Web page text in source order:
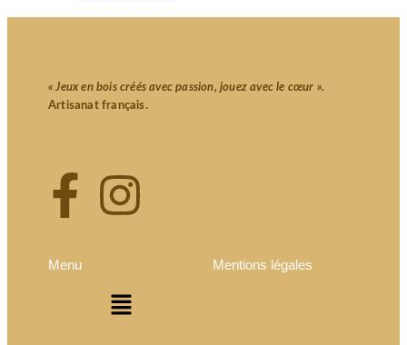
« Jeux en bois créés avec passion, jouez avec le cœur ».
Artisanat français.
Menu Mentions légales